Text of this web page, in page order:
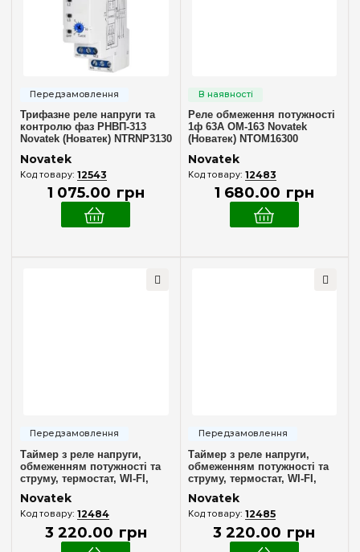
Трифазне реле напруги та
контролю фаз РНВП-313
Novatek (Новатек) NTRNP3130
Novatek
12543
1 075.00 грн
Реле обмеження потужності
1ф 63А ОМ-163 Novatek
(Новатек) NTOM16300
Novatek
12483
1 680.00 грн
Таймер з реле напруги,
обмеженням потужності та
струму, термостат, WI-FI,
Novatek (Новатек) NTRN126S1
Novatek
12484
3 220.00 грн
Таймер з реле напруги,
обмеженням потужності та
струму, термостат, WI-FI,
Novatek (Новатек) NTRN126S2
Novatek
12485
3 220.00 грн